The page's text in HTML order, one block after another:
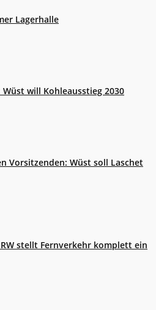
Lagerhalle
will Kohleausstieg 2030
Vorsitzenden: Wüst soll Laschet
stellt Fernverkehr komplett ein